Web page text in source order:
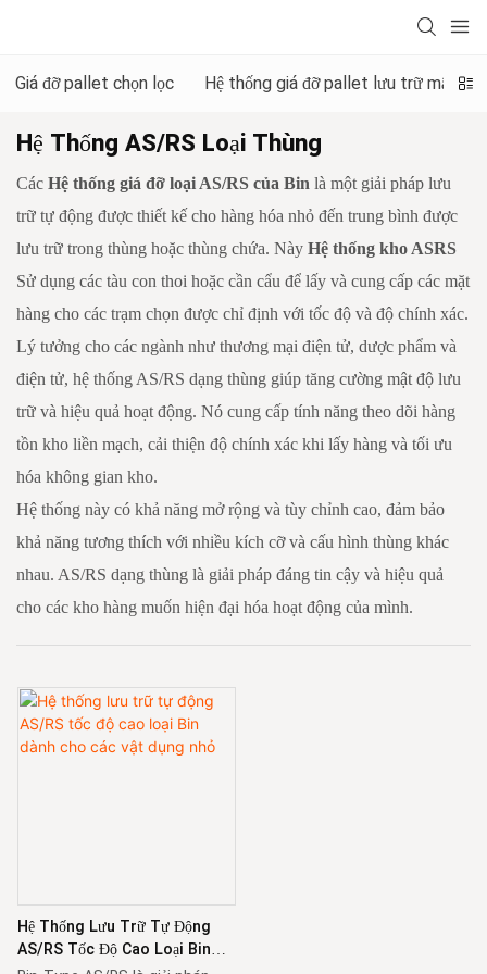
Giá đỡ pallet chọn lọc Hệ thống giá đỡ pallet lưu trữ mật độ
Hệ Thống AS/RS Loại Thùng
Các Hệ thống giá đỡ loại AS/RS của Bin là một giải pháp lưu
trữ tự động được thiết kế cho hàng hóa nhỏ đến trung bình được
lưu trữ trong thùng hoặc thùng chứa. Này Hệ thống kho ASRS
Sử dụng các tàu con thoi hoặc cần cẩu để lấy và cung cấp các mặt
hàng cho các trạm chọn được chỉ định với tốc độ và độ chính xác.
Lý tưởng cho các ngành như thương mại điện tử, dược phẩm và
điện tử, hệ thống AS/RS dạng thùng giúp tăng cường mật độ lưu
trữ và hiệu quả hoạt động. Nó cung cấp tính năng theo dõi hàng
tồn kho liền mạch, cải thiện độ chính xác khi lấy hàng và tối ưu
hóa không gian kho.
Hệ thống này có khả năng mở rộng và tùy chỉnh cao, đảm bảo
khả năng tương thích với nhiều kích cỡ và cấu hình thùng khác
nhau. AS/RS dạng thùng là giải pháp đáng tin cậy và hiệu quả
cho các kho hàng muốn hiện đại hóa hoạt động của mình.
Hệ Thống Lưu Trữ Tự Động
AS/RS Tốc Độ Cao Loại Bin